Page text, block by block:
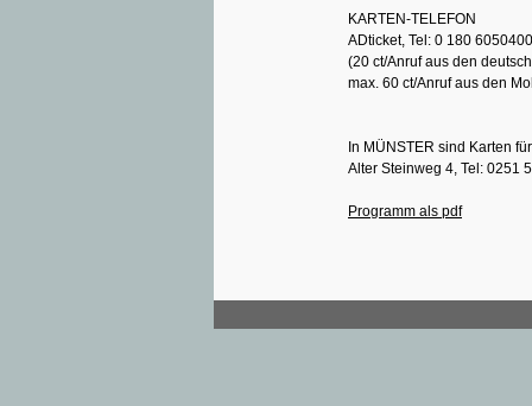
KARTEN-TELEFON
ADticket, Tel: 0 180
(20 ct/Anruf aus den
max. 60 ct/Anruf aus den
In MÜNSTER sind Karten
Alter Steinweg 4, Tel: 0251
Programm als pdf